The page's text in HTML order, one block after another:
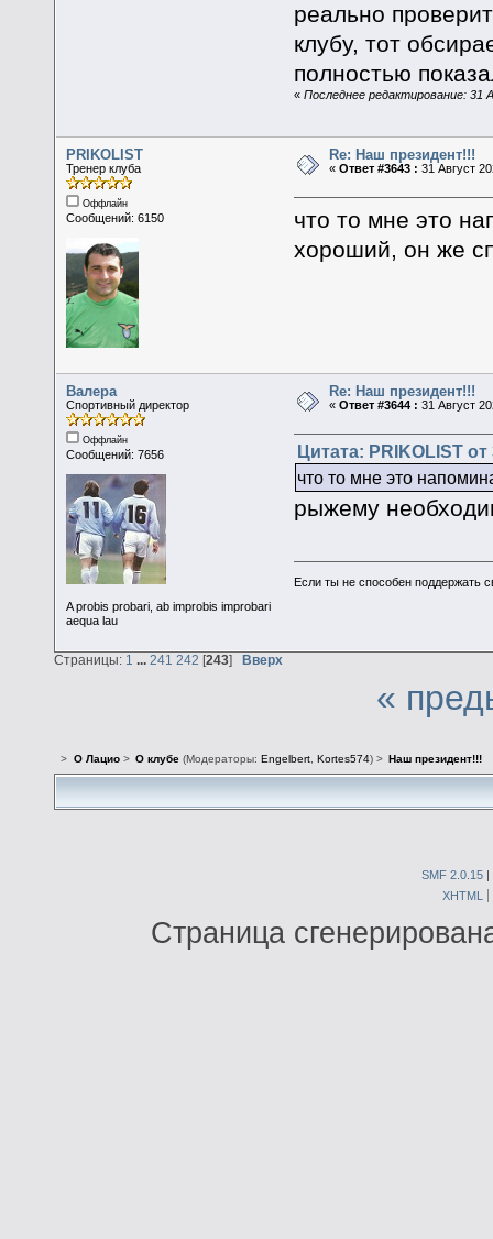
реально
клубу, тот
полностью
« Последнее редактирование: 31
PRIKOLIST
Тренер клуба
Оффлайн
Сообщений: 6150
Re: Наш президент!!!
«Ответ #3643 : 31 Август
что то мне это
хороший, он же
Валера
Спортивный директор
Оффлайн
Сообщений: 7656
A probis probari, ab improbis improbari
aequa lau
Re: Наш президент!!!
«Ответ #3644 : 31 Август
Цитата: PRIKOLIST
что то мне это
рыжему
Если ты не способен поддержать
Страницы: 1 241 242 [243] Вверх
«
> О Лацио> О клубе(Модераторы: Engelbert, Kortes574) > Наш президент!!!
SMF 2.0.15 |
XHTML
Страница